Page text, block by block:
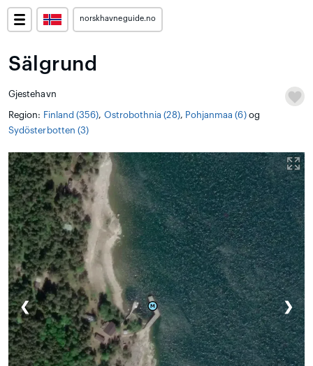
norskhavneguide.no
Sälgrund
Gjestehavn
Region: Finland (356), Ostrobothnia (28), Pohjanmaa (6)og
Sydösterbotten (3)
❮ ❯